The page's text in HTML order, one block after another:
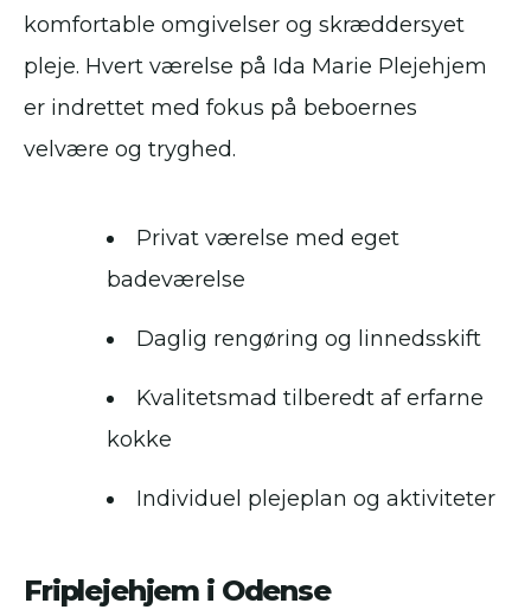
komfortable omgivelser og skræddersyet
pleje. Hvert værelse på Ida Marie Plejehjem
er indrettet med fokus på beboernes
velvære og tryghed.
Privat værelse med eget
badeværelse
Daglig rengøring og linnedsskift
Kvalitetsmad tilberedt af erfarne
kokke
Individuel plejeplan og aktiviteter
Friplejehjem i Odense